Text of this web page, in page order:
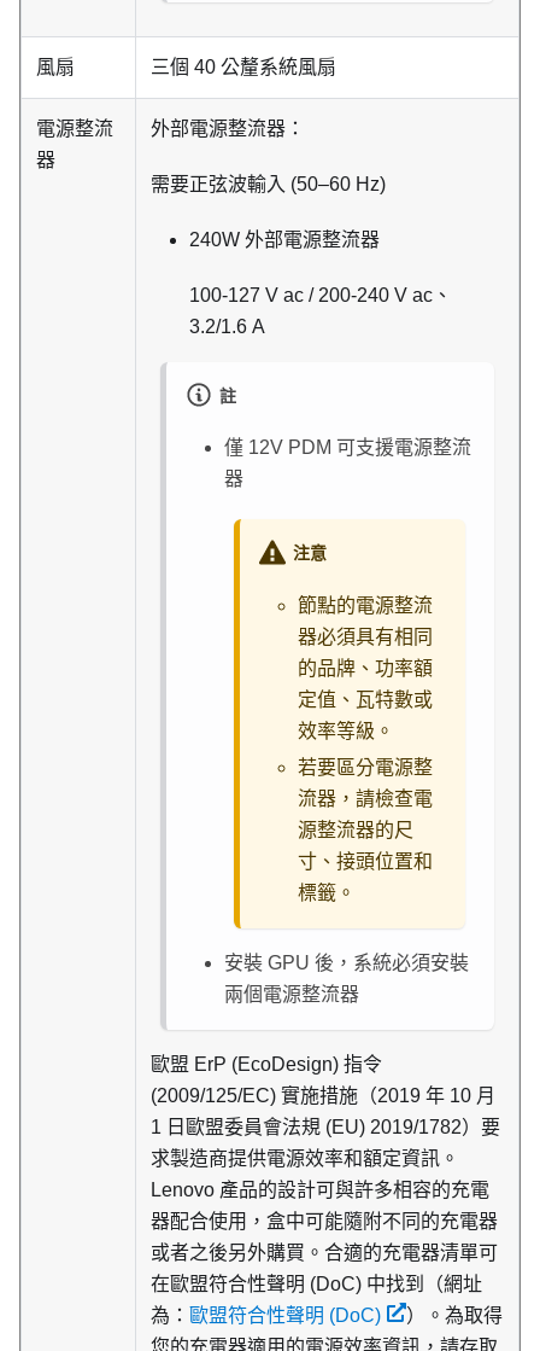
風扇 三個 40 公釐系統風扇
電源整流
器
外部電源整流器：
需要正弦波輸入 (50–60 Hz)
240W 外部電源整流器
100-127 V ac / 200-240 V ac、
3.2/1.6 A
註
僅 12V PDM 可支援電源整流
器
注意
節點的電源整流
器必須具有相同
的品牌、功率額
定值、瓦特數或
效率等級。
若要區分電源整
流器，請檢查電
源整流器的尺
寸、接頭位置和
標籤。
安裝 GPU 後，系統必須安裝
兩個電源整流器
歐盟 ErP (EcoDesign) 指令
(2009/125/EC) 實施措施（2019 年 10 月
1 日歐盟委員會法規 (EU) 2019/1782）要
求製造商提供電源效率和額定資訊。
Lenovo 產品的設計可與許多相容的充電
器配合使用，盒中可能隨附不同的充電器
或者之後另外購買。合適的充電器清單可
在歐盟符合性聲明 (DoC) 中找到（網址
為： 歐盟符合性聲明 (DoC)
）。為取得
您的充電器適用的電源效率資訊，請存取